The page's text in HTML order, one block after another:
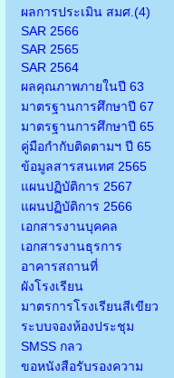
ผลการประเมิน สมศ.(4)
SAR 2566
SAR 2565
SAR 2564
ผลคุณภาพภายในปี 63
มาตรฐานการศึกษาปี 67
มาตรฐานการศึกษาปี 65
คู่มือกำกับติดตามฯ ปี 65
ข้อมูลสารสนเทศ 2565
แผนปฏิบัติการ 2567
แผนปฏิบัติการ 2566
เอกสารงานบุคคล
เอกสารงานธุรการ
อาคารสถานที่
ผังโรงเรียน
มาตรการโรงเรียนสีเขียว
ระบบจองห้องประชุม
SMSS กลว
ขอหนังสือรับรองความ